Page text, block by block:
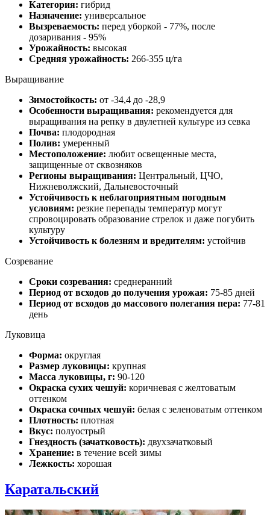
Категория: гибрид
Назначение: универсальное
Вызреваемость: перед уборкой - 77%, после
дозаривания - 95%
Урожайность: высокая
Средняя урожайность: 266-355 ц/га
Выращивание
Зимостойкость: от -34,4 до -28,9
Особенности выращивания: рекомендуется для
выращивания на репку в двулетней культуре из севка
Почва: плодородная
Полив: умеренный
Местоположение: любит освещенные места,
защищенные от сквозняков
Регионы выращивания: Центральный, ЦЧО,
Нижневолжский, Дальневосточный
Устойчивость к неблагоприятным погодным
условиям: резкие перепады температур могут
спровоцировать образование стрелок и даже погубить
культуру
Устойчивость к болезням и вредителям: устойчив
Созревание
Сроки созревания: среднеранний
Период от всходов до получения урожая: 75-85 дней
Период от всходов до массового полегания пера: 77-81
день
Луковица
Форма: округлая
Размер луковицы: крупная
Масса луковицы, г: 90-120
Окраска сухих чешуй: коричневая с желтоватым
оттенком
Окраска сочных чешуй: белая с зеленоватым оттенком
Плотность: плотная
Вкус: полуострый
Гнездность (зачатковость): двухзачатковый
Хранение: в течение всей зимы
Лежкость: хорошая
Каратальский